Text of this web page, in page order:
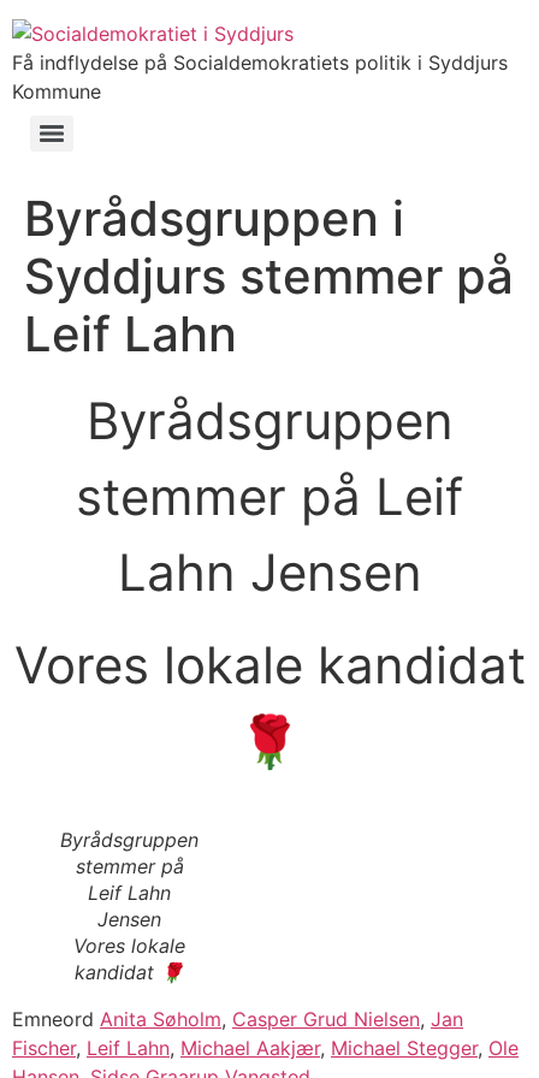
Få indflydelse på Socialdemokratiets politik i Syddjurs
Kommune
Byrådsgruppen i
Syddjurs stemmer på
Leif Lahn
Byrådsgruppen
stemmer på Leif
Lahn Jensen
Vores lokale kandidat
🌹
Byrådsgruppen
stemmer på
Leif Lahn
Jensen
Vores lokale
kandidat 🌹
Emneord Anita Søholm, Casper Grud Nielsen, Jan
Fischer, Leif Lahn, Michael Aakjær, Michael Stegger, Ole